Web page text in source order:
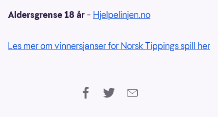
Aldersgrense 18 år – Hjelpelinjen.no
Les mer om vinnersjanser for Norsk Tippings spill her